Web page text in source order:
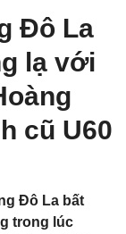
Đô La
lạ với
cũ U60
Đô La bất
trong lúc